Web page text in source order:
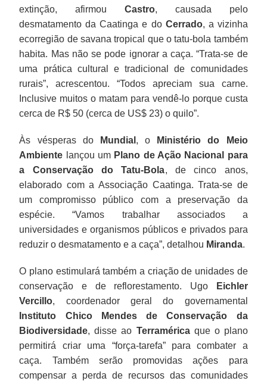
extinção, afirmou Castro, causada pelo
desmatamento da Caatinga e do Cerrado, a vizinha
ecorregião de savana tropical que o tatu-bola também
habita. Mas não se pode ignorar a caça. “Trata-se de
uma prática cultural e tradicional de comunidades
rurais”, acrescentou. “Todos apreciam sua carne.
Inclusive muitos o matam para vendê-lo porque custa
cerca de R$ 50 (cerca de US$ 23) o quilo”.
Às vésperas do Mundial , o
Ministério do Meio
Ambiente lançou um Plano de Ação Nacional para
a Conservação do Tatu-Bola, de cinco anos,
elaborado com a Associação Caatinga. Trata-se de
um compromisso público com a preservação da
espécie. “Vamos trabalhar associados a
universidades e organismos públicos e privados para
reduzir o desmatamento e a caça”, detalhou Miranda.
O plano estimulará também a criação de unidades de
conservação e de reflorestamento. Ugo
Eichler
Vercillo, coordenador geral do governamental
Instituto Chico Mendes de Conservação da
Biodiversidade, disse ao Terraméricaque o plano
permitirá criar uma “força-tarefa” para combater a
caça. Também serão promovidas ações para
compensar a perda de recursos das comunidades